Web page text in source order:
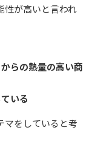
性が高いと言われ
らの熱量の高い商
いる
マをしていると考